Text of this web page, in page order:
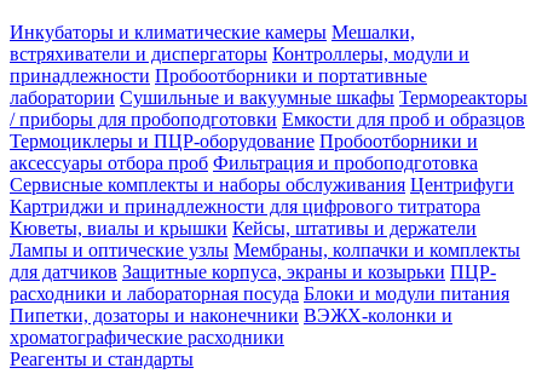
Инкубаторы и климатические камеры Мешалки,
встряхиватели и диспергаторы Контроллеры, модули и
принадлежности Пробоотборники и портативные
лаборатории Сушильные и вакуумные шкафы Термореакторы
/ приборы для пробоподготовки Емкости для проб и образцов
Термоциклеры и ПЦР-оборудование Пробоотборники и
аксессуары отбора проб Фильтрация и пробоподготовка
Сервисные комплекты и наборы обслуживания Центрифуги
Картриджи и принадлежности для цифрового титратора
Кюветы, виалы и крышки Кейсы, штативы и держатели
Лампы и оптические узлы Мембраны, колпачки и комплекты
для датчиков Защитные корпуса, экраны и козырьки ПЦР-
расходники и лабораторная посуда Блоки и модули питания
Пипетки, дозаторы и наконечники ВЭЖХ-колонки и
хроматографические расходники
Реагенты и стандарты